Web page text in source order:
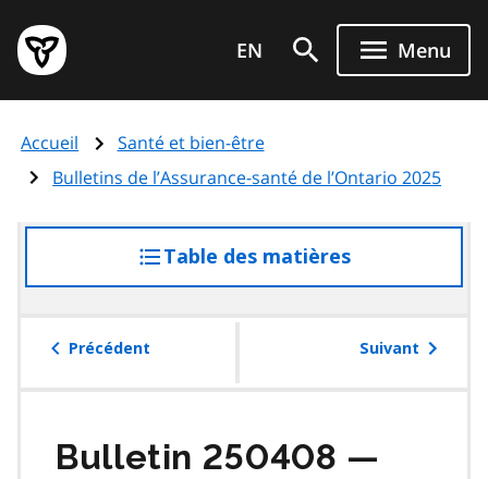
au
contenu
principal
Page
d'accueil
de
l'Ontario
EN Menu
Accueil
Santé et bien-être
Bulletins de l’Assurance-santé de l’Ontario 2025
Table des matières
à
table
Précédent Suivant
Bulletin 250408 —